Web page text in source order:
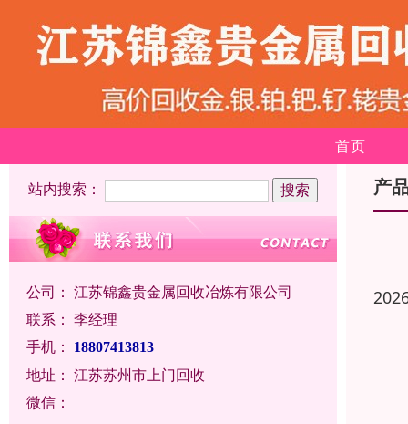
首页
站内搜索：
公司： 江苏锦鑫贵金属回收冶炼有限公司
联系： 李经理
手机：
18807413813
地址： 江苏苏州市上门回收
微信：
产